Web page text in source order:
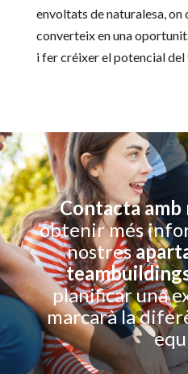
envoltats de naturalesa, on
converteix en una
i fer créixer el potencial del
Contacta
obtenir més
nostres
planificar una
marcarà la